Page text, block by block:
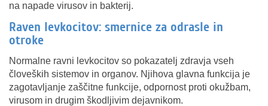
na napade virusov in bakterij.
Raven levkocitov: smernice za odrasle in
otroke
Normalne ravni levkocitov so pokazatelj zdravja vseh
človeških sistemov in organov. Njihova glavna funkcija je
zagotavljanje zaščitne funkcije, odpornost proti okužbam,
virusom in drugim škodljivim dejavnikom.